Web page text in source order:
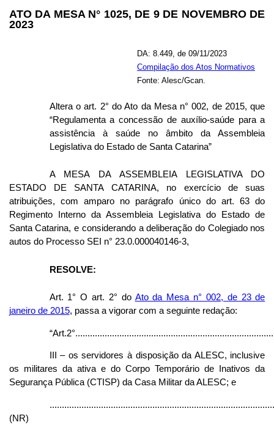
ATO DA MESA N° 1025, DE 9 DE NOVEMBRO DE
2023
DA: 8.449, de 09/11/2023
Compilação dos Atos Normativos
Fonte: Alesc/Gcan.
Altera o art. 2° do Ato da Mesa n° 002, de 2015, que
“Regulamenta a concessão de auxílio-saúde para a
assistência à saúde no âmbito da Assembleia
Legislativa do Estado de Santa Catarina”
A MESA DA ASSEMBLEIA LEGISLATIVA DO
ESTADO DE SANTA CATARINA, no exercício de suas
atribuições, com amparo no parágrafo único do art. 63 do
Regimento Interno da Assembleia Legislativa do Estado de
Santa Catarina, e considerando a deliberação do Colegiado nos
autos do Processo SEI n° 23.0.000040146-3,
RESOLVE:
Art. 1° O art. 2° do Ato da Mesa n° 002, de 23 de
janeiro de 2015, passa a vigorar com a seguinte redação:
III – os servidores à disposição da ALESC, inclusive
os militares da ativa e do Corpo Temporário de Inativos da
Segurança Pública (CTISP) da Casa Militar da ALESC; e
(NR)